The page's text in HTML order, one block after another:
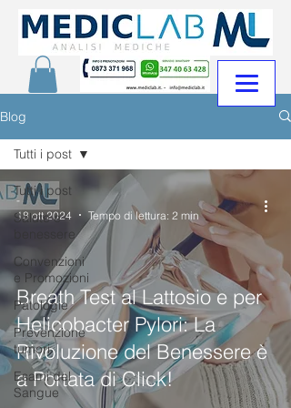
Blog
Tutti i post
Salute e
benessere
Convenzioni
e Promozioni
Patologie
Prevenzione
tumori
Esami del
Sangue
Tutti i post
Breath Test al Lattosio e per
Helicobacter Pylori: La
Rivoluzione del Benessere è
a Portata di Click!
-
18 ott 2024
Tempo di lettura: 2 min